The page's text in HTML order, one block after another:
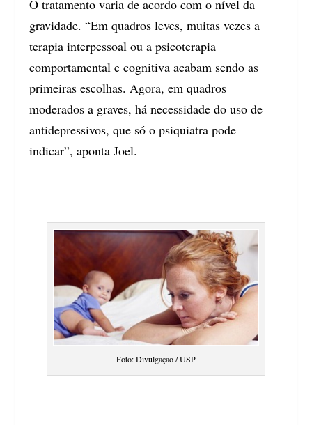
O tratamento varia de acordo com o nível da
gravidade. “Em quadros leves, muitas vezes a
terapia interpessoal ou a psicoterapia
comportamental e cognitiva acabam sendo as
primeiras escolhas. Agora, em quadros
moderados a graves, há necessidade do uso de
antidepressivos, que só o psiquiatra pode
indicar”, aponta Joel.
Foto: Divulgação / USP